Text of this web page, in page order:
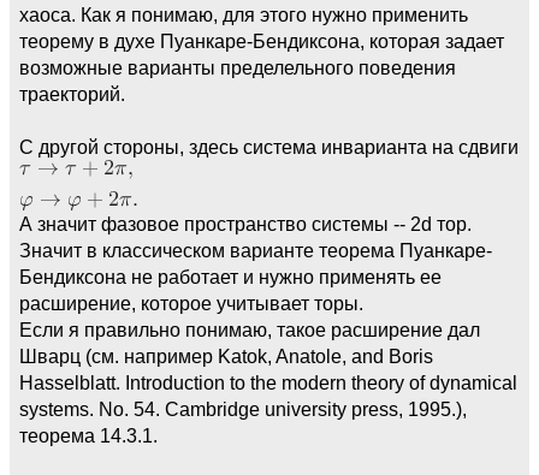
хаоса. Как я понимаю, для этого нужно применить
теорему в духе Пуанкаре-Бендиксона, которая задает
возможные варианты пределельного поведения
траекторий.
С другой стороны, здесь система инварианта на сдвиги
А значит фазовое пространство системы -- 2d тор.
Значит в классическом варианте теорема Пуанкаре-
Бендиксона не работает и нужно применять ее
расширение, которое учитывает торы.
Если я правильно понимаю, такое расширение дал
Шварц (см. например Katok, Anatole, and Boris
Hasselblatt. Introduction to the modern theory of dynamical
systems. No. 54. Cambridge university press, 1995.),
теорема 14.3.1.